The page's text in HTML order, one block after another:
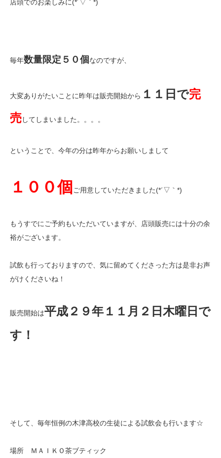
店頭でのお楽しみに(*´▽｀*)
毎年数量限定５０個 なのですが、
大変ありがたいことに昨年は販売開始から １１日で完
売してしまいました。。。。
ということで、今年の分は昨年からお願いしまして
１００個 ご用意していただきました(*´▽｀*)
もうすでにご予約もいただいていますが、店頭販売には十分の余
裕がございます。
試飲も行っておりますので、気に留めてくださった方は是非お声
がけくださいね！
販売開始は平成２９年１１月２日木曜日で
す！
そして、毎年恒例の木津高校の生徒による試飲会も行います☆
場所 ＭＡＩＫＯ茶ブティック